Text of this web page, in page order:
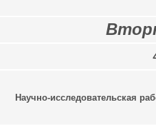
Научно-исследовательская